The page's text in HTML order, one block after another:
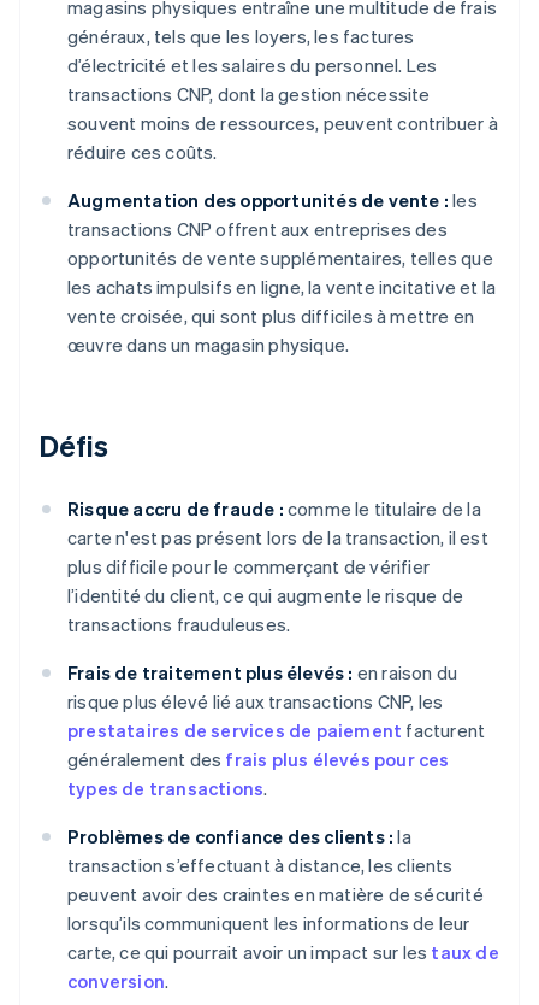
magasins physiques entraîne une multitude de frais
généraux, tels que les loyers, les factures
d’électricité et les salaires du personnel. Les
transactions CNP, dont la gestion nécessite
souvent moins de ressources, peuvent contribuer à
réduire ces coûts.
Augmentation des opportunités de vente : les
transactions CNP offrent aux entreprises des
opportunités de vente supplémentaires, telles que
les achats impulsifs en ligne, la vente incitative et la
vente croisée, qui sont plus difficiles à mettre en
œuvre dans un magasin physique.
Défis
Risque accru de fraude : comme le titulaire de la
carte n'est pas présent lors de la transaction, il est
plus difficile pour le commerçant de vérifier
l’identité du client, ce qui augmente le risque de
transactions frauduleuses.
Frais de traitement plus élevés : en raison du
risque plus élevé lié aux transactions CNP, les
prestataires de services de paiement facturent
généralement des frais plus élevés pour ces
types de transactions.
Problèmes de confiance des clients : la
transaction s’effectuant à distance, les clients
peuvent avoir des craintes en matière de sécurité
lorsqu’ils communiquent les informations de leur
carte, ce qui pourrait avoir un impact sur les taux de
conversion.